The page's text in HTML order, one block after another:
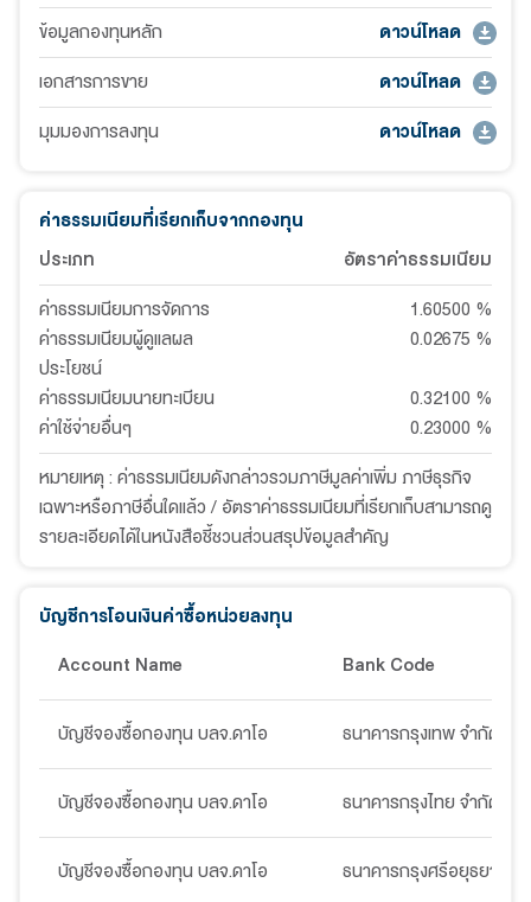
ข้อมูลกองทุนหลัก
ดาวน์โหลด
เอกสารการขาย
ดาวน์โหลด
มุมมองการลงทุน
ดาวน์โหลด
ค่าธรรมเนียมที่เรียกเก็บจากกองทุน
ประเภท
อัตราค่าธรรมเนียม
ค่าธรรมเนียมการจัดการ
1.60500 %
ค่าธรรมเนียมผู้ดูแลผล
ประโยชน์
0.02675 %
ค่าธรรมเนียมนายทะเบียน
0.32100 %
ค่าใช้จ่ายอื่นๆ
0.23000 %
หมายเหตุ : ค่าธรรมเนียมดังกล่าวรวมภาษีมูลค่าเพิ่ม ภาษีธุรกิจ
เฉพาะหรือภาษีอื่นใดแล้ว / อัตราค่าธรรมเนียมที่เรียกเก็บสามารถดู
รายละเอียดได้ในหนังสือชี้ชวนส่วนสรุปข้อมูลสำคัญ
บัญชีการโอนเงินค่าซื้อหน่วยลงทุน
Account Name
Bank Code
บัญชีจองซื้อกองทุน บลจ.ดาโอ ธนาคารกรุงเทพ จำกัด (ม
บัญชีจองซื้อกองทุน บลจ.ดาโอ ธนาคารกรุงไทย จำกัด (ม
บัญชีจองซื้อกองทุน บลจ.ดาโอ ธนาคารกรุงศรีอยุธยา จำ